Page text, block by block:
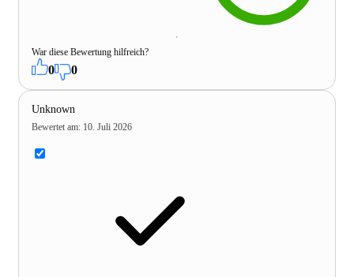
War diese Bewertung hilfreich?
0 0
Unknown
Bewertet am: 10. Juli 2026